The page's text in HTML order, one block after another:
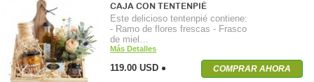
CAJA CON TENTENPIÉ
Este delicioso tentenpié contiene:
- Ramo de flores frescas - Frasco
de miel…
Más Detalles
119.00 USD COMPRAR AHORA